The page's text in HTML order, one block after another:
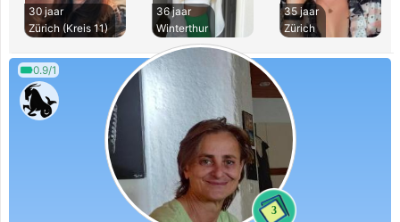
30 jaar
Zürich (Kreis 11)
36 jaar
Winterthur
35 jaar
Zürich
0.9/1
3